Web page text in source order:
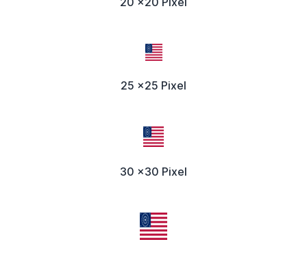
25 x25 Pixel
30 x30 Pixel